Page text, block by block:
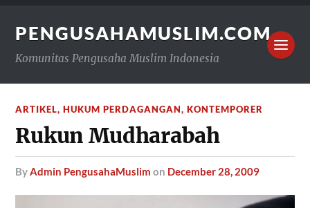
PENGUSAHAMUSLIM.COM
Komunitas Pengusaha Muslim Indonesia
ARTIKEL,HUKUM PERDAGANGAN,KONTEMPORER
Rukun Mudharabah
byAdmin PengusahaMuslim on December 28, 2009